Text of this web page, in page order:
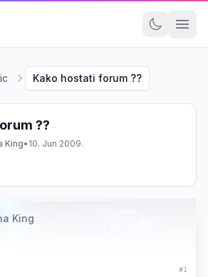
Kako hostati forum ??
??
King• 10. Jun 2009.
King
#1